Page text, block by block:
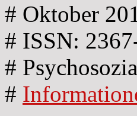
# Oktober
# ISSN:
#
#